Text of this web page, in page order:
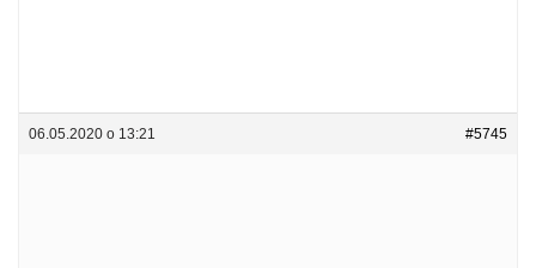
06.05.2020 о 13:21 #5745